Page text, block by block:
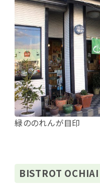
緑ののれんが目印
BISTROT OCHIAI